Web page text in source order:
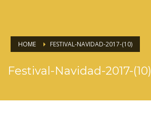
HOME FESTIVAL-NAVIDAD-2017-(10)
Festival-Navidad-2017-(10)